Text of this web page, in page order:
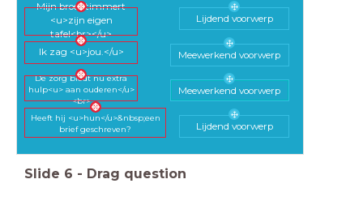
Mijn broer timmert
<u>zijn eigen
tafel<br></u>
Ik zag <u>jou.</u>
De zorg biedt nu extra
hulp<u> aan ouderen</u>
<br>
Heeft hij <u>hun</u>&nbsp;een
brief geschreven?
Lijdend voorwerp
Meewerkend voorwerp
Lijdend voorwerp
Meewerkend voorwerp
Slide 6 - Drag question